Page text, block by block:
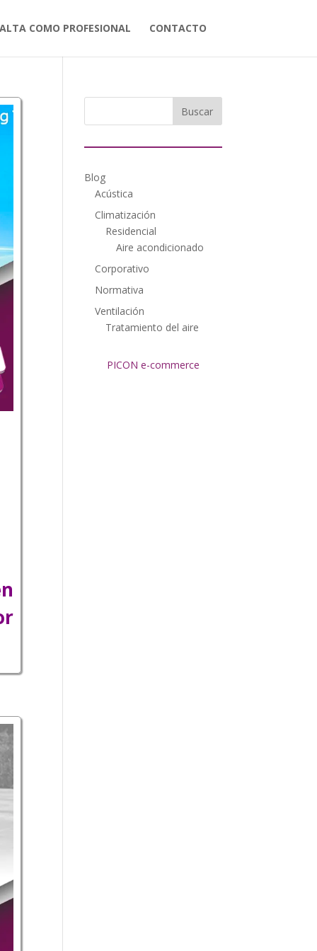
ALTA COMO PROFESIONAL CONTACTO
Blog
Acústica
Climatización
Residencial
Aire acondicionado
Corporativo
Normativa
Ventilación
Tratamiento del aire
PICON e-commerce